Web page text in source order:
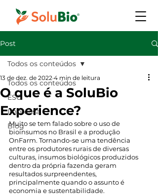
Post
Todos os conteúdos
ESG
Imprensa
Blog
Todos os conteúdos
O que é a SoluBio
Experience?
13 de dez. de 2022 4 min de leitura
Muito se tem falado sobre o uso de
bioinsumos no Brasil e a produção
OnFarm. Tornando-se uma tendência
entre os produtores rurais de diversas
culturas, insumos biológicos produzidos
dentro da própria fazenda geram
resultados surpreendentes,
principalmente quando o assunto é
economia e sustentabilidade.